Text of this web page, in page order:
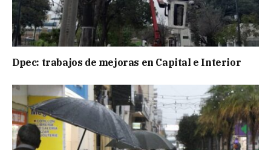
Dpec: trabajos de mejoras en Capital e Interior